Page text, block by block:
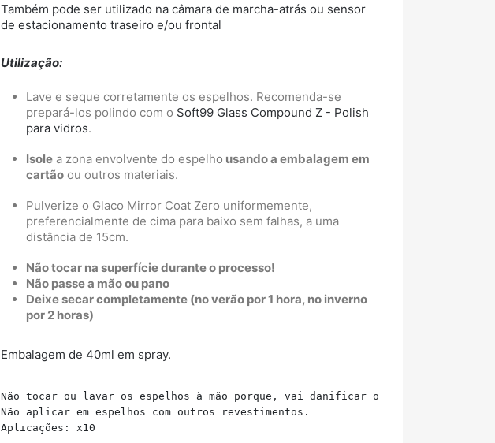
Também pode ser utilizado na câmara de marcha-atrás ou sensor
de estacionamento traseiro e/ou frontal
Utilização:
Lave e seque corretamente os espelhos. Recomenda-se
prepará-los polindo com o Soft99 Glass Compound Z - Polish
para vidros.
Isole a zona envolvente do espelho usando a embalagem em
cartão ou outros materiais.
Pulverize o Glaco Mirror Coat Zero uniformemente,
preferencialmente de cima para baixo sem falhas, a uma
distância de 15cm.
Nãotocar na superfície durante o processo!
Não passe a mão ou pano
Deixe secar completamente (no verão por 1 hora, no inverno
por 2 horas)
Embalagem de 40ml em spray.
Não tocar ou lavar os espelhos à mão porque, vai danificar o revestimento.
Não aplicar em espelhos com outros revestimentos.
Aplicações: x10